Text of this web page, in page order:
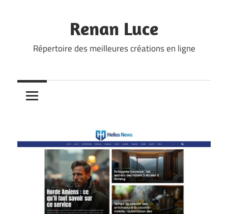
Renan Luce
Répertoire des meilleures créations en ligne